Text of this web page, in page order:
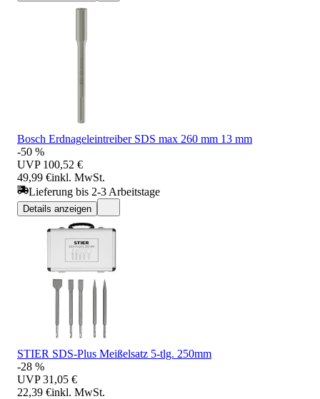
Bosch Erdnageleintreiber SDS max 260 mm 13 mm
-50 %
UVP 100,52 €
49,99 €inkl. MwSt.
Lieferung bis 2-3 Arbeitstage
Details anzeigen
STIER SDS-Plus Meißelsatz 5-tlg. 250mm
-28 %
UVP 31,05 €
22,39 €inkl. MwSt.